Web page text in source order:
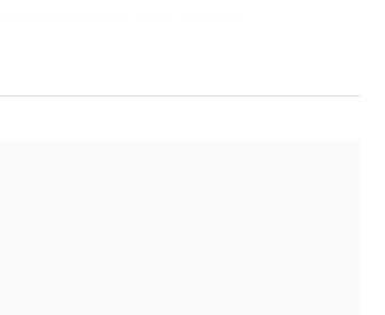
к четырем частям света,
вдали на горизонте возникает
возвести это сооружение в память
позволила португальцам обрести
вырос город Баталья.